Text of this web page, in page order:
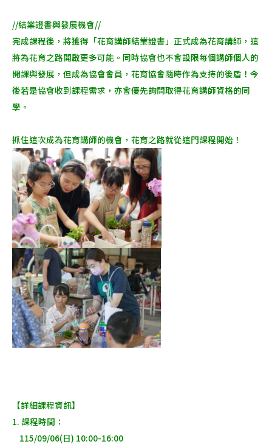
//結業證書與發展機會//
完成課程後，將獲得「花育講師結業證書」正式成為花育講師，這
將為花育之路開啟更多可能。同時協會也不會設限每個講師個人的
開課與發展，但成為協會會員，花育協會隨時作為支持的後盾！今
後若是協會收到課程需求，亦會優先詢問取得花育講師資格的同
學。
抓住這次成為花育講師的機會，花育之路就從這門課程開始！
【詳細課程資訊】
1. 課程時間：
115/09/06(日) 10:00-16:00